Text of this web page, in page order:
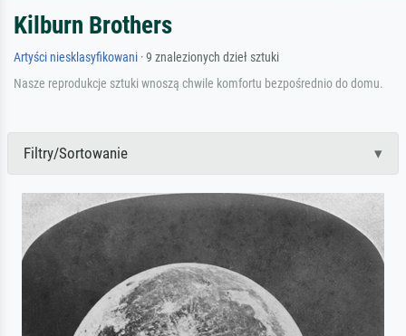
Kilburn Brothers
Artyści niesklasyfikowani · 9 znalezionych dzieł sztuki
Nasze reprodukcje sztuki wnoszą chwile komfortu bezpośrednio do domu.
Filtry/Sortowanie